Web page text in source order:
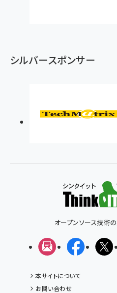
シルバースポンサー
オープンソース技術
メルマガFacebook
本サイトについて
お問い合わせ